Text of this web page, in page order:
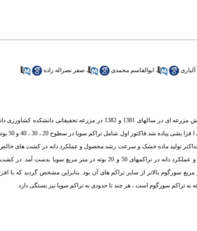
، ابوالقاسم محمدی ، صفر نصراله زاده
به منظور ارزیابی تاثیر تداخل سورگوم بر روی پارامترهای رشد و عملکرد دانه سویا، آزمایش مزرعه ای در
صورت
تجزیه رشد نشان داد که حداکثر تولید ماده خشک و سرعت رشد محصول و عملکرد دانه در کشت
شد.در بین کشتهای خالص، بیشترین و کمترین تجمع ماده خشک ، سرعت رشد محصول و عملکرد دانه در
سورگوم بالاتر از سایر تراکم های آن بود. بنابراین مشخص گردید که با
سورگوم است ، هر چند تا حدودی به تراکم سویا نیز بستگی دارد.